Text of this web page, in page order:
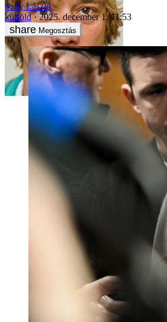
Szily László
külföld
2025. december 1. 11:53
Megosztás